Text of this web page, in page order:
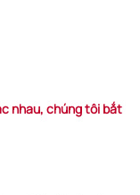
nhau, chúng tôi bắt